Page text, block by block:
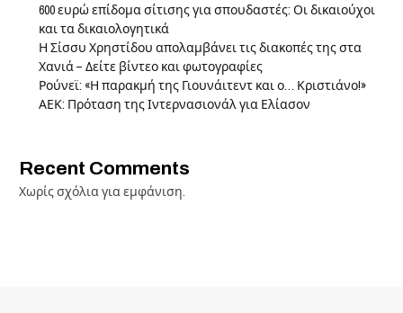
600 ευρώ επίδομα σίτισης για σπουδαστές: Οι δικαιούχοι
και τα δικαιολογητικά
Η Σίσσυ Χρηστίδου απολαμβάνει τις διακοπές της στα
Χανιά – Δείτε βίντεο και φωτογραφίες
Ρούνεϊ: «Η παρακμή της Γιουνάιτεντ και ο… Κριστιάνο!»
ΑΕΚ: Πρόταση της Ιντερνασιονάλ για Ελίασον
Recent Comments
Χωρίς σχόλια για εμφάνιση.